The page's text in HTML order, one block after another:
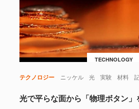
TECHNOLOGY
テクノロジー ニッケル 光 実験 材料
光で平らな面から「物理ボタン